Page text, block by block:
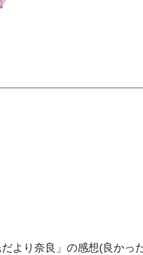
より奈良」の感想(良かっ